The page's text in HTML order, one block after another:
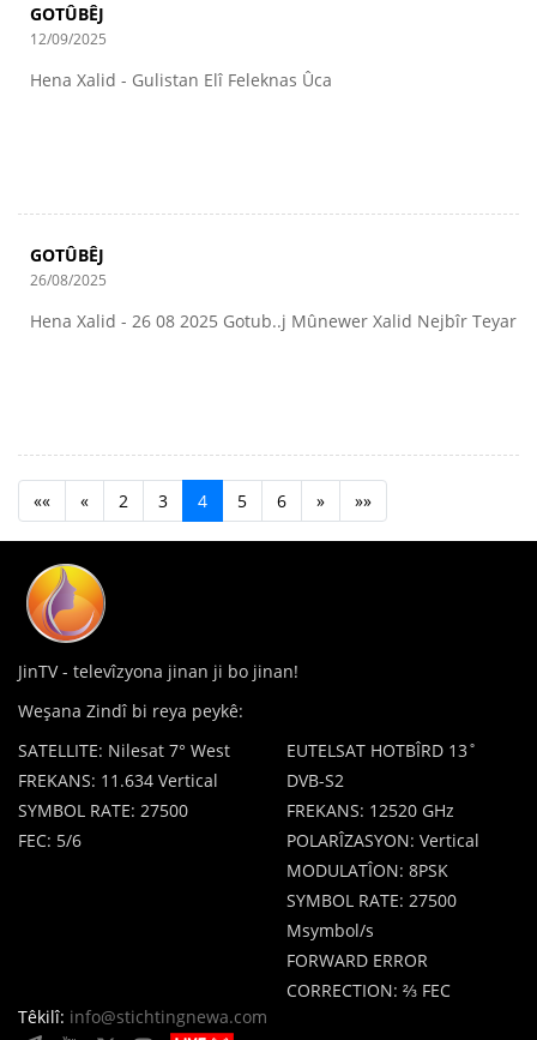
GOTÛBÊJ
12/09/2025
Hena Xalid - Gulistan Elî Feleknas Ûca
GOTÛBÊJ
26/08/2025
Hena Xalid - 26 08 2025 Gotub..j Mûnewer Xalid Nejbîr Teyar
«« « 2 3 4 5 6 » »»
JinTV - televîzyona jinan ji bo jinan!
Weşana Zindî bi reya peykê:
SATELLITE: Nilesat 7° West
FREKANS: 11.634 Vertical
SYMBOL RATE: 27500
FEC: 5/6
EUTELSAT HOTBÎRD 13˚
DVB-S2
FREKANS: 12520 GHz
POLARÎZASYON: Vertical
MODULATÎON: 8PSK
SYMBOL RATE: 27500
Msymbol/s
FORWARD ERROR
CORRECTION: ⅔ FEC
Têkilî: info@stichtingnewa.com